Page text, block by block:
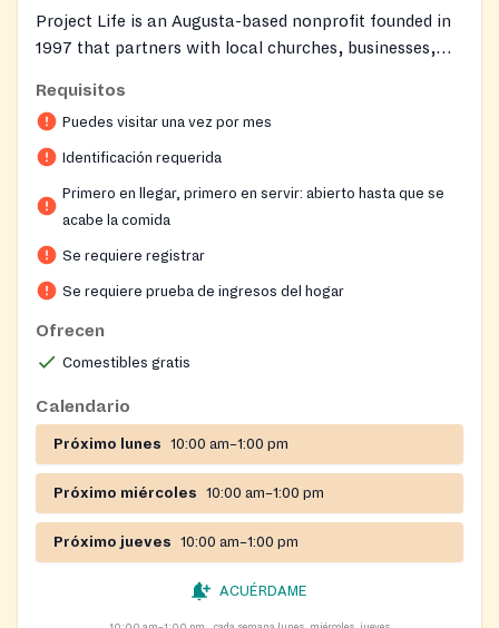
Project Life is an Augusta-based nonprofit founded in
1997 that partners with local churches, businesses,
across the CSRA. The organization operates with a
warm, store-like atmosphere where guests can
personally shop for groceries and clothing tailored to
bring hope, encouragement, and tangible help to
Requisitos
Puedes visitar una vez por mes
Identificación requerida
Primero en llegar, primero en servir: abierto hasta que se
acabe la comida
Se requiere registrar
Se requiere prueba de ingresos del hogar
Ofrecen
Comestibles gratis
Calendario
Próximo lunes 10:00 am–1:00 pm
Próximo miércoles 10:00 am–1:00 pm
Próximo jueves 10:00 am–1:00 pm
ACUÉRDAME